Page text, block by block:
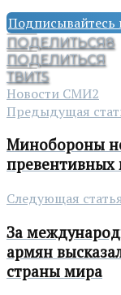
Подписывайтесь
ПОДЕЛИТЬСЯ8
ПОДЕЛИТЬСЯ
ТВИТ5
Новости СМИ2
Предыдущая
Минобороны
превентивных
Следующая
За
армян
страны мира